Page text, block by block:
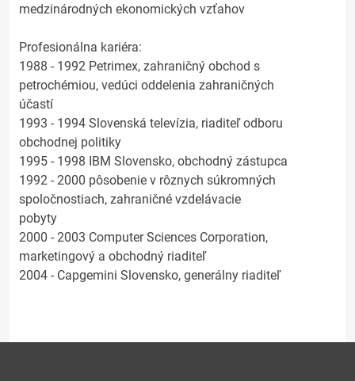
medzinárodných ekonomických vzťahov
Profesionálna kariéra:
1988 - 1992 Petrimex, zahraničný obchod s
petrochémiou, vedúci oddelenia zahraničných
účastí
1993 - 1994 Slovenská televízia, riaditeľ odboru
obchodnej politiky
1995 - 1998 IBM Slovensko, obchodný zástupca
1992 - 2000 pôsobenie v rôznych súkromných
spoločnostiach, zahraničné vzdelávacie
pobyty
2000 - 2003 Computer Sciences Corporation,
marketingový a obchodný riaditeľ
2004 - Capgemini Slovensko, generálny riaditeľ